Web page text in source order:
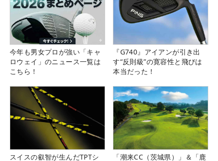
今年も男女プロが強い「キャ
ロウェイ」のニュース一覧は
こちら！
『G740』アイアンが引き出
す“反則級”の寛容性と飛びは
本当だった！
スイスの叡智が生んだTPTシ
「潮来CC（茨城県）」＆「鹿